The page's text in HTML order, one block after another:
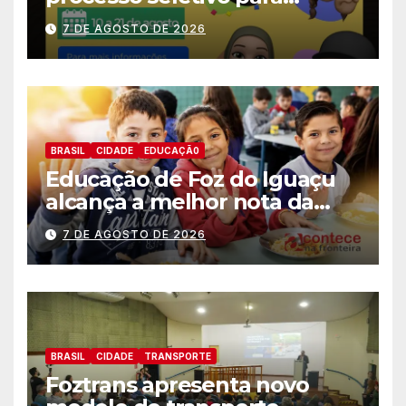
estagiários
7 DE AGOSTO DE 2026
BRASIL CIDADE EDUCAÇÃ0
Educação de Foz do Iguaçu
alcança a melhor nota da
história no IDEB
7 DE AGOSTO DE 2026
BRASIL CIDADE TRANSPORTE
Foztrans apresenta novo